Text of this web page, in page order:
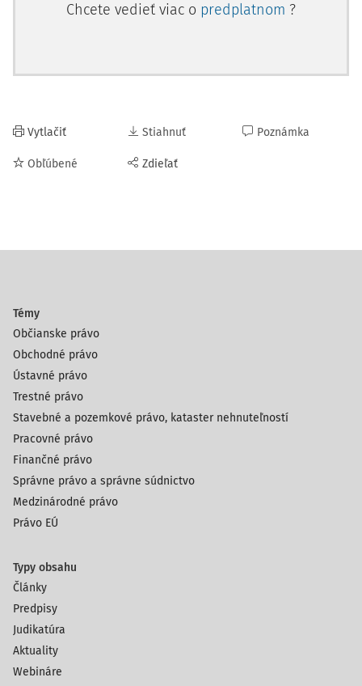
Chcete vedieť viac o predplatnom ?
Vytlačiť
Obľúbené
Stiahnuť
Zdieľať
Poznámka
Témy
Občianske právo
Obchodné právo
Ústavné právo
Trestné právo
Stavebné a pozemkové právo, kataster nehnuteľností
Pracovné právo
Finančné právo
Správne právo a správne súdnictvo
Medzinárodné právo
Právo EÚ
Typy obsahu
Články
Predpisy
Judikatúra
Aktuality
Webináre